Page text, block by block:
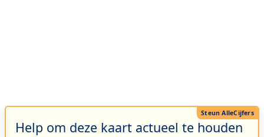
Help om deze kaart actueel te houden